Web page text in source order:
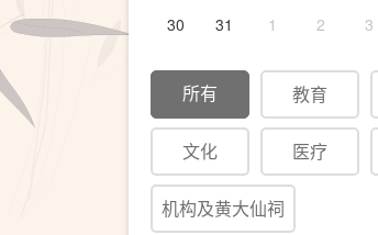
30 31 1 2 3
所有 教育
文化 医疗
机构及黄大仙祠